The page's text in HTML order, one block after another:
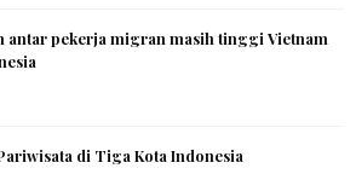
antar pekerja migran masih tinggi Vietnam
di Tiga Kota Indonesia